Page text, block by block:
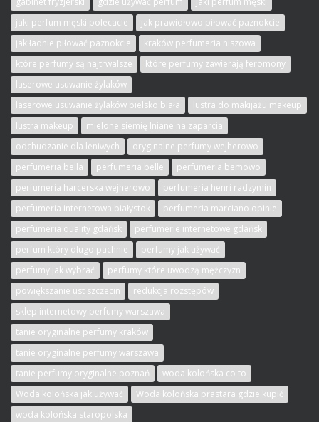
jaki perfum męski polecacie
jak prawidłowo piłować paznokcie
jak ładnie piłować paznokcie
kraków perfumeria niszowa
które perfumy są najtrwalsze
które perfumy zawierają feromony
laserowe usuwanie żylaków
laserowe usuwanie żylaków bielsko biała
lustra do makijażu makeup
lustra makeup
mielone siemię lniane na zaparcia
odchudzanie dla leniwych
oryginalne perfumy wejherowo
perfumeria bella
perfumeria belle
perfumeria bemowo
perfumeria harcerska wejherowo
perfumeria henri radzymin
perfumeria internetowa białystok
perfumeria marciano opinie
perfumeria quality gdańsk
perfumerie internetowe gdańsk
perfum który długo pachnie
perfumy jak używać
perfumy jak wybrać
perfumy które uwodzą mężczyzn
powiększanie ust szczecin
redukcja rozstępów
sklep internetowy perfumy warszawa
tanie oryginalne perfumy kraków
tanie oryginalne perfumy warszawa
tanie perfumy oryginalne poznań
woda kolońska co to
Woda kolońska jak używać
Woda kolońska prastara gdzie kupić
woda kolońska staropolska